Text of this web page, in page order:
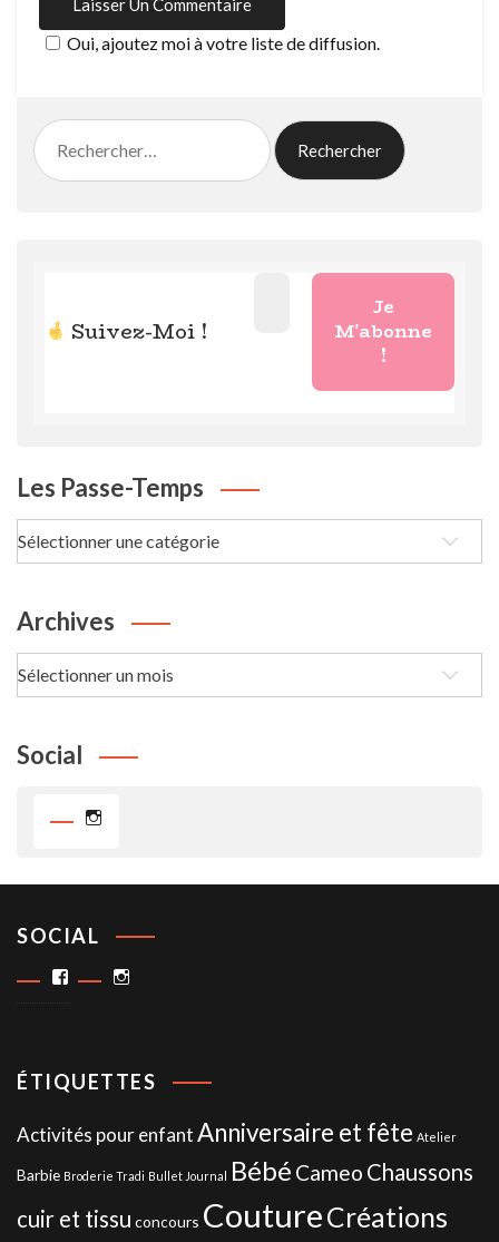
Oui, ajoutez moi à votre liste de diffusion.
Rechercher :
Suivez-Moi !
Les Passe-Temps
Archives
Social
SOCIAL
Facebook
ÉTIQUETTES
Activités pour enfantAnniversaire et fête Atelier
Barbie Broderie Tradi Bullet Journal Bébé Cameo Chaussons
cuir et tissu concours CoutureCréations